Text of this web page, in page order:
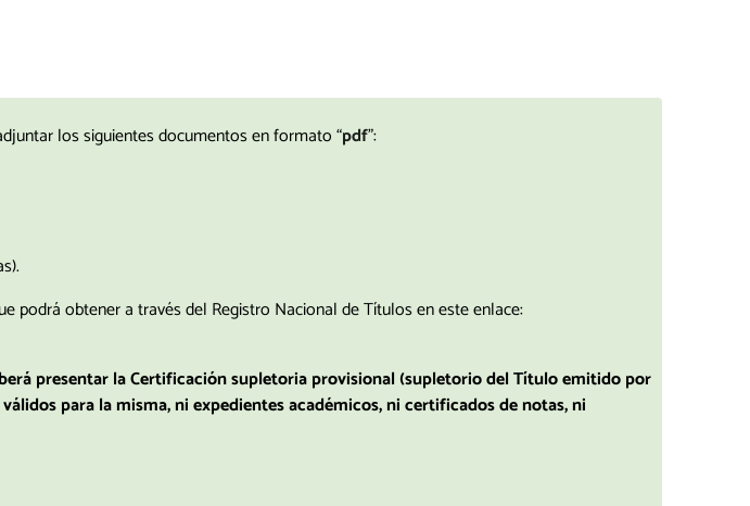
los siguientes documentos en formato “pdf”:
podrá obtener a través del Registro Nacional de Títulos en este enlace:
presentar la Certificación supletoria provisional (supletorio del Título emitido por
para la misma, ni expedientes académicos, ni certificados de notas, ni